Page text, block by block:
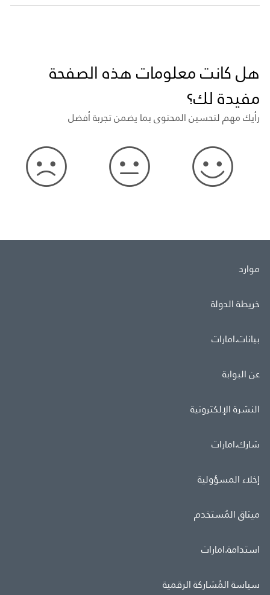
هل كانت معلومات هذه الصفحة
مفيدة لك؟
رأيك مهم لتحسين المحتوى بما يضمن تجربة أفضل
موارد
خريطة الدولة
بيانات.امارات
عن البوابة
النشرة الإلكترونية
شارك.امارات
إخلاء المسؤولية
ميثاق المُستخدم
استدامة.امارات
سياسة المُشاركة الرقمية